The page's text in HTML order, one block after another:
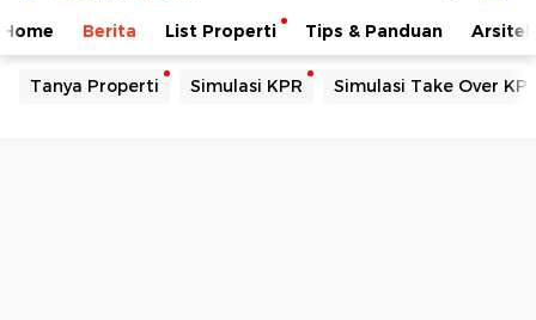
Home Berita List Properti Tips & Panduan
Tanya Properti Simulasi KPR Simulasi Take Over